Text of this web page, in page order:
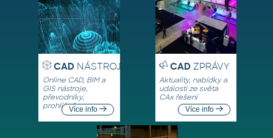
CADNÁSTROJE
Online CAD, BIM a
GIS nástroje,
převodníky,
prohlížečeVíce info
CADZPRÁVY
Aktuality, nabídky a
události ze světa
CAx řešení
Více info